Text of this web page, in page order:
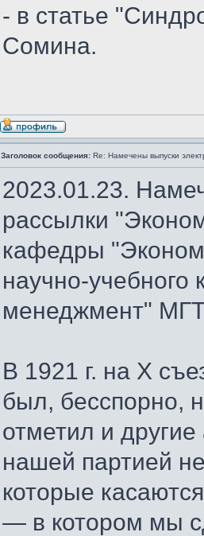
- в статье
Сомина.
Заголовок сообщения: Re: Намечены выпуски
2023.01.23.
рассылки
кафедры
научно-
менеджмент"
В 1921 г. на Х
был, бесспорно,
отметил и
нашей партией
которые
— в котором мы